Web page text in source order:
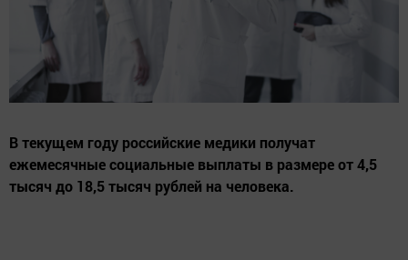
В текущем году российские медики получат
ежемесячные социальные выплаты в размере от 4,5
тысяч до 18,5 тысяч рублей на человека.